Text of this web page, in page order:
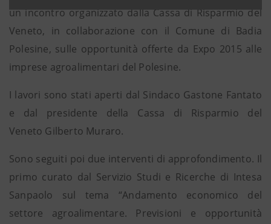
un incontro organizzato dalla Cassa di Risparmio del
Veneto, in collaborazione con il Comune di Badia
Polesine, sulle opportunità offerte da Expo 2015 alle
imprese agroalimentari del Polesine.
I lavori sono stati aperti dal Sindaco Gastone Fantato
e dal presidente della Cassa di Risparmio del
Veneto Gilberto Muraro.
Sono seguiti poi due interventi di approfondimento. Il
primo curato dal Servizio Studi e Ricerche di Intesa
Sanpaolo sul tema “Andamento economico del
settore agroalimentare. Previsioni e opportunità